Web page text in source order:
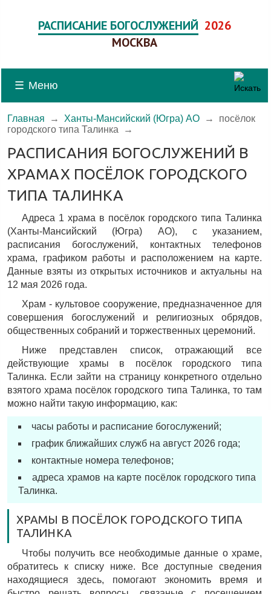
РАСПИСАНИЕ БОГОСЛУЖЕНИЙ 2026
МОСКВА
☰ Меню
Главная → Ханты-Мансийский (Югра) АО →
посёлок
городского типа Талинка →
РАСПИСАНИЯ БОГОСЛУЖЕНИЙ В
ХРАМАХ ПОСЁЛОК ГОРОДСКОГО
ТИПА ТАЛИНКА
Адреса 1 храма в посёлок городского типа Талинка
(Ханты-Мансийский (Югра) АО), c указанием,
расписания богослужений, контактных телефонов
храма, графиком работы и расположением на карте.
Данные взяты из открытых источников и актуальны на
12 мая 2026 года.
Храм - культовое сооружение, предназначенное для
совершения богослужений и религиозных обрядов,
общественных собраний и торжественных церемоний.
Ниже представлен список, отражающий все
действующие храмы в посёлок городского типа
Талинка. Если зайти на страницу конкретного отдельно
взятого храма посёлок городского типа Талинка, то там
можно найти такую информацию, как:
часы работы и расписание богослужений;
график ближайших служб на август 2026 года;
контактные номера телефонов;
адреса храмов на карте посёлок городского типа
Талинка.
ХРАМЫ В ПОСЁЛОК ГОРОДСКОГО ТИПА
ТАЛИНКА
Чтобы получить все необходимые данные о храме,
обратитесь к списку ниже. Все доступные сведения
находящиеся здесь, помогают экономить время и